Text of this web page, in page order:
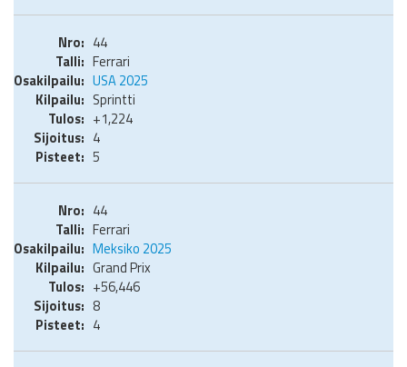
44
Ferrari
USA 2025
Sprintti
+1,224
4
5
44
Ferrari
Meksiko 2025
Grand Prix
+56,446
8
4